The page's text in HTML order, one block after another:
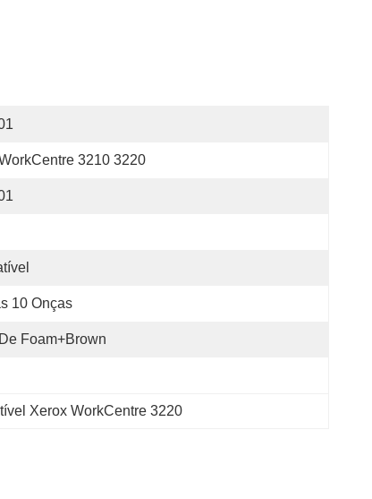
3210 3220
10 Onças
Foam+Brown
Xerox WorkCentre 3220